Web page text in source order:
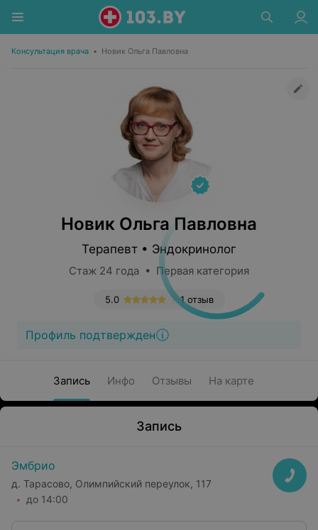
Консультация врача • Новик Ольга Павловна
Новик Ольга Павловна
Терапевт • Эндокринолог
Стаж 24 года • Первая категория
1 отзыв
5.0
Профиль подтвержден
Запись Инфо Отзывы На карте
Запись
Эмбрио
д. Тарасово, Олимпийский переулок, 117
до 14:00